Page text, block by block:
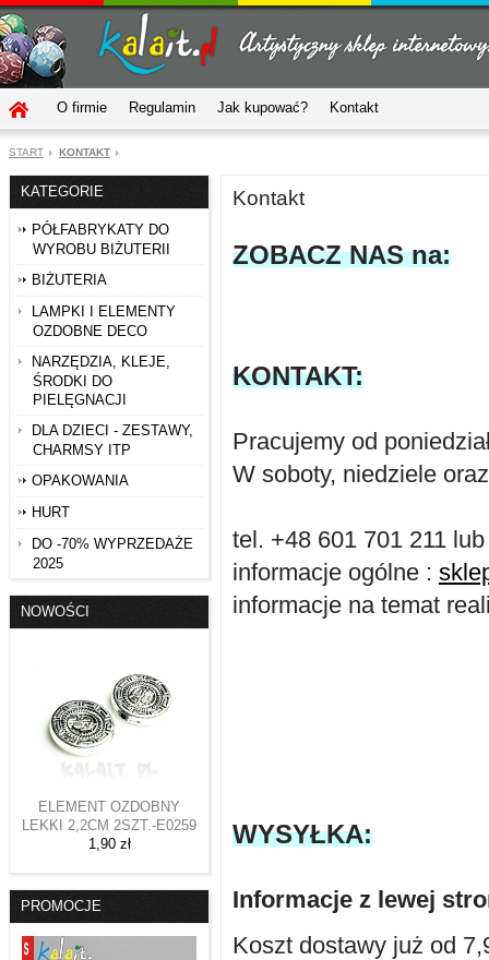
O firmie Regulamin Jak kupować? Kontakt
START KONTAKT
KATEGORIE
PÓŁFABRYKATY DO
WYROBU BIŻUTERII
BIŻUTERIA
LAMPKI I ELEMENTY
OZDOBNE DECO
NARZĘDZIA, KLEJE,
ŚRODKI DO
PIELĘGNACJI
DLA DZIECI - ZESTAWY,
CHARMSY ITP
OPAKOWANIA
HURT
DO -70% WYPRZEDAŻE
2025
NOWOŚCI
ELEMENT OZDOBNY
LEKKI 2,2CM 2SZT.-E0259
1,90 zł
PROMOCJE
Kontakt
ZOBACZ NAS na:
KONTAKT:
Pracujemy od
W soboty, niedziele
tel. +48 601 701 211
informacje ogólne :
informacje na temat
WYSYŁKA:
Informacje z lewej
Koszt dostawy już od